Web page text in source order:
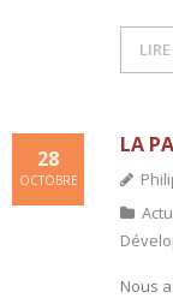
LA
28
OCTOBRE
Nous